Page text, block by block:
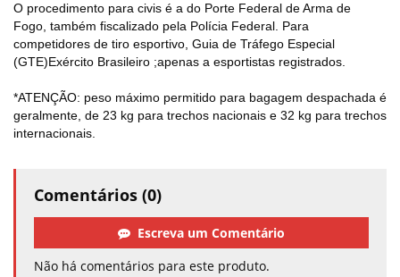
O procedimento para civis é a do Porte Federal de Arma de
Fogo, também fiscalizado pela Polícia Federal. Para
competidores de tiro esportivo, Guia de Tráfego Especial
(GTE)Exército Brasileiro ;apenas a esportistas registrados.
*ATENÇÃO: peso máximo permitido para bagagem despachada é
geralmente, de 23 kg para trechos nacionais e 32 kg para trechos
internacionais.
Comentários (0)
Escreva um Comentário
Não há comentários para este produto.